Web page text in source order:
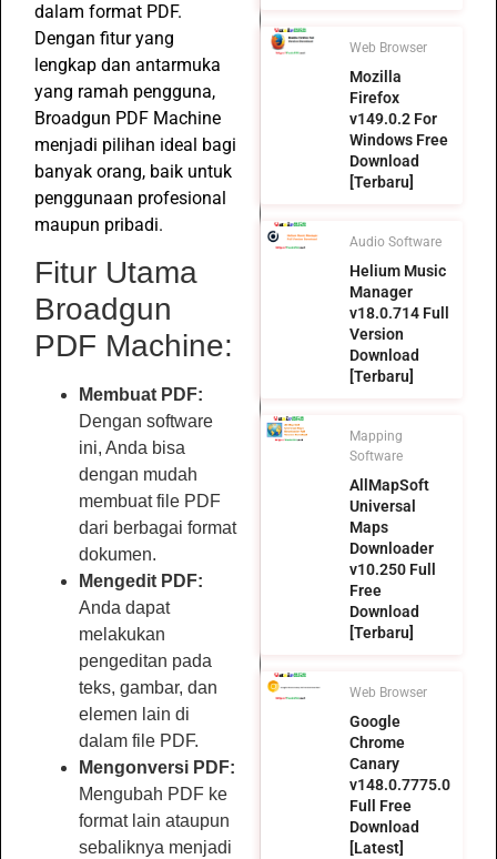
dalam format PDF.
Dengan fitur yang
lengkap dan antarmuka
yang ramah pengguna,
Broadgun PDF Machine
menjadi pilihan ideal bagi
banyak orang, baik untuk
penggunaan profesional
maupun pribadi.
Fitur Utama
Broadgun
PDF Machine:
Membuat PDF:
Dengan software
ini, Anda bisa
dengan mudah
membuat file PDF
dari berbagai format
dokumen.
Mengedit PDF:
Anda dapat
melakukan
pengeditan pada
teks, gambar, dan
elemen lain di
dalam file PDF.
Mengonversi PDF:
Mengubah PDF ke
format lain ataupun
sebaliknya menjadi
Web Browser
Mozilla
Firefox
v149.0.2 For
Windows Free
Download
[Terbaru]
Audio Software
Helium Music
Manager
v18.0.714 Full
Version
Download
[Terbaru]
Mapping
Software
AllMapSoft
Universal
Maps
Downloader
v10.250 Full
Free
Download
[Terbaru]
Web Browser
Google
Chrome
Canary
v148.0.7775.0
Full Free
Download
[Latest]